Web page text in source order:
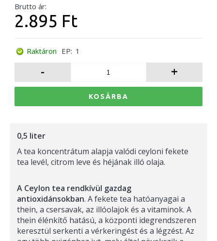
Brutto ár:
2.895 Ft
Raktáron EP: 1
- +
KOSÁRBA
0,5 liter
A tea koncentrátum alapja valódi ceyloni fekete
tea levél, citrom leve és héjának illó olaja.
A Ceylon tea rendkívül gazdag
antioxidánsokban. A fekete tea hatóanyagai a
thein, a csersavak, az illóolajok és a vitaminok. A
thein élénkítő hatású, a központi idegrendszeren
keresztül serkenti a vérkeringést és a légzést. Az